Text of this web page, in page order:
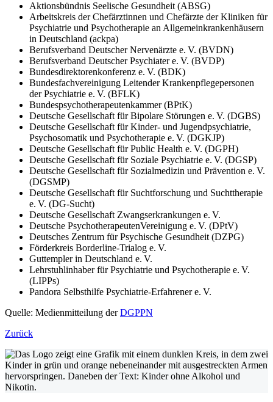
Aktionsbündnis Seelische Gesundheit (ABSG)
Arbeitskreis der Chefärztinnen und Chefärzte der Kliniken für
Psychiatrie und Psychotherapie an Allgemeinkrankenhäusern
in Deutschland (ackpa)
Berufsverband Deutscher Nervenärzte e. V. (BVDN)
Berufsverband Deutscher Psychiater e. V. (BVDP)
Bundesdirektorenkonferenz e. V. (BDK)
Bundesfachvereinigung Leitender Krankenpflegepersonen
der Psychiatrie e. V. (BFLK)
Bundespsychotherapeutenkammer (BPtK)
Deutsche Gesellschaft für Bipolare Störungen e. V. (DGBS)
Deutsche Gesellschaft für Kinder- und Jugendpsychiatrie,
Psychosomatik und Psychotherapie e. V. (DGKJP)
Deutsche Gesellschaft für Public Health e. V. (DGPH)
Deutsche Gesellschaft für Soziale Psychiatrie e. V. (DGSP)
Deutsche Gesellschaft für Sozialmedizin und Prävention e. V.
(DGSMP)
Deutsche Gesellschaft für Suchtforschung und Suchttherapie
e. V. (DG-Sucht)
Deutsche Gesellschaft Zwangserkrankungen e. V.
Deutsche PsychotherapeutenVereinigung e. V. (DPtV)
Deutsches Zentrum für Psychische Gesundheit (DZPG)
Förderkreis Borderline-Trialog e. V.
Guttempler in Deutschland e. V.
Lehrstuhlinhaber für Psychiatrie und Psychotherapie e. V.
(LIPPs)
Pandora Selbsthilfe Psychiatrie-Erfahrener e. V.
Quelle: Medienmitteilung derDGPPN
Zurück